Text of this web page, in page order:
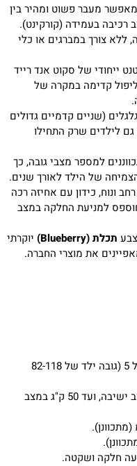
מעבר פשוט ומהיר בין
בעמידה (קורקינט).
ללא צורך במברגים או כלי
ייחודי של סקוט אנד רייד
קדימה במקרה של
בעל 3 גלגלים (שניים קדמיים גדולים
לילדים שרק התחילו
למספר מצבי גובה, כך
של הילד לאורך שנים.
ונוח, כידון עם אחיזה רכה
למניעת החלקה במצב
תכלת (Blueberry)
יוקרתי
את מוצרי החברה.
מתאים מגיל שנה ועד גיל 5 (גובה ילד של 82-118
עד 20 ק"ג במצב ישיבה, ועד 50 ק"ג במצב